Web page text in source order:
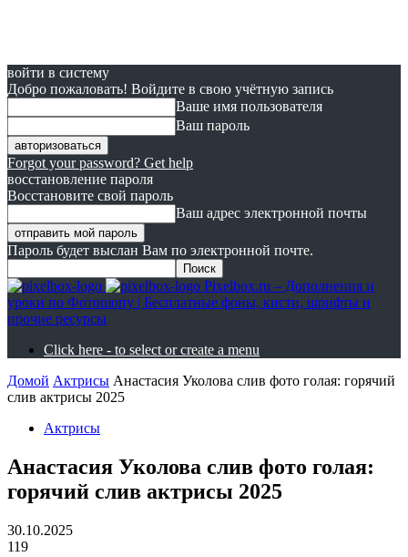
войти в систему
Добро пожаловать! Войдите в свою учётную запись
Ваше имя пользователя
Ваш пароль
Forgot your password? Get help
восстановление пароля
Восстановите свой пароль
Ваш адрес электронной почты
Пароль будет выслан Вам по электронной почте.
Pixelbox.ru – Дополнения и
уроки по Фотошопу | Бесплатные фоны, кисти, шрифты и
прочие ресурсы
Click here - to select or create a menu
Домой Актрисы Анастасия Уколова слив фото голая: горячий
слив актрисы 2025
Актрисы
Анастасия Уколова слив фото голая:
горячий слив актрисы 2025
30.10.2025
119